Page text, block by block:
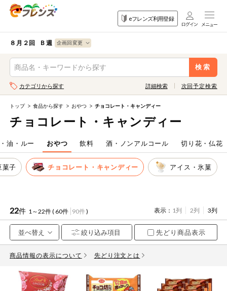
eフレンズ利用登録
ログイン
生協加入はこちら
登録から開始まで
注文番号注文
お気に入り注文
注文履歴注文
WEBカタログ
８月２回 Ｂ週
検索
食品
から探す
目的
から探す
果物
野菜
肉・ハム・ソ
ーセージ
魚介・加工品
米・雑穀など
パン・ジャム
豆腐・納豆・
こんにゃく
冷蔵おかず
果物すべて
カテゴリから探す 詳細検索
検索条件を指定してください。全項目に条件を指定しなくて
も検索できます。
キーワード
キーワードをすべて含む
メーカー名
カテゴリ
特価情報
次回予定検索
トップ 食品から探す おやつ チョコレート・キャンディー
チョコレート・キャンディー
油・ルー おやつ 飲料 酒・ノンアルコール 切り花・仏花
菓子 チョコレート・キャンディー アイス・氷菓
22件 1～22件 ( 60件 90件) 表示： 1列 2列 3列
先どり商品表示
商品情報の表示について 先どり注文とは